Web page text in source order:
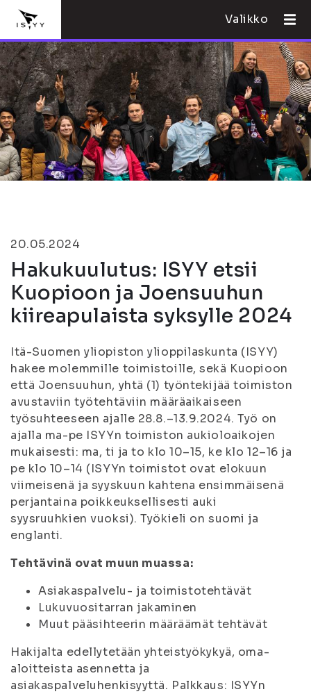
Valikko
20.05.2024
Hakukuulutus: ISYY etsii
Kuopioon ja Joensuuhun
kiireapulaista syksylle 2024
Itä-Suomen yliopiston ylioppilaskunta (ISYY)
hakee molemmille toimistoille, sekä Kuopioon
että Joensuuhun, yhtä (1) työntekijää toimiston
avustaviin työtehtäviin määräaikaiseen
työsuhteeseen ajalle 28.8.–13.9.2024. Työ on
ajalla ma-pe ISYYn toimiston aukioloaikojen
mukaisesti: ma, ti ja to klo 10–15, ke klo 12–16 ja
pe klo 10–14 (ISYYn toimistot ovat elokuun
viimeisenä ja syyskuun kahtena ensimmäisenä
perjantaina poikkeuksellisesti auki
syysruuhkien vuoksi). Työkieli on suomi ja
englanti.
Tehtävinä ovat muun muassa:
Asiakaspalvelu- ja toimistotehtävät
Lukuvuositarran jakaminen
Muut pääsihteerin määräämät tehtävät
Hakijalta edellytetään yhteistyökykyä, oma-
aloitteista asennetta ja
asiakaspalveluhenkisyyttä. Palkkaus: ISYYn